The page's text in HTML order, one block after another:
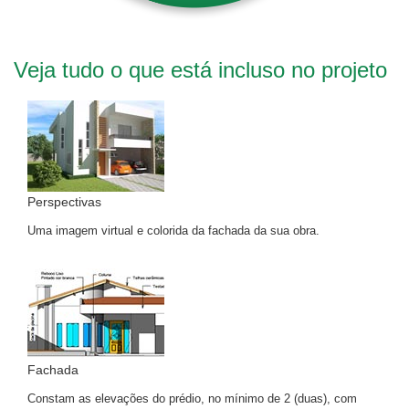
Veja tudo o que está incluso no projeto
Perspectivas
Uma imagem virtual e colorida da fachada da sua obra.
Fachada
Constam as elevações do prédio, no mínimo de 2 (duas), com